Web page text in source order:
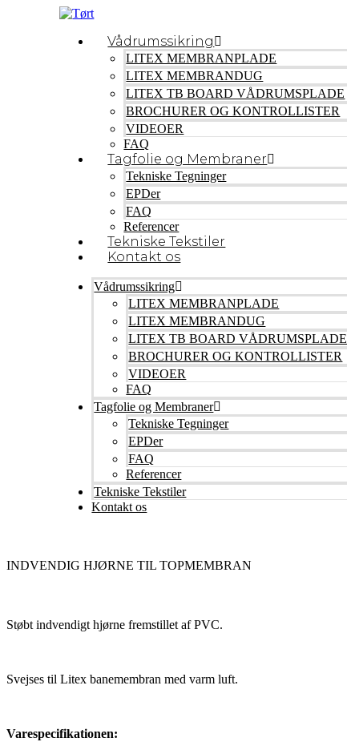
Vådrumssikring
LITEX MEMBRANPLADE
LITEX MEMBRANDUG
LITEX TB BOARD VÅDRUMSPLADE
BROCHURER OG KONTROLLISTER
VIDEOER
FAQ
Tagfolie og Membraner
Tekniske Tegninger
EPDer
FAQ
Referencer
Tekniske Tekstiler
Kontakt os
Vådrumssikring
LITEX MEMBRANPLADE
LITEX MEMBRANDUG
LITEX TB BOARD VÅDRUMSPLADE
BROCHURER OG KONTROLLISTER
VIDEOER
FAQ
Tagfolie og Membraner
Tekniske Tegninger
EPDer
FAQ
Referencer
Tekniske Tekstiler
Kontakt os
INDVENDIG HJØRNE TIL TOPMEMBRAN
Støbt indvendigt hjørne fremstillet af PVC.
Svejses til Litex banemembran med varm luft.
Varespecifikationen: